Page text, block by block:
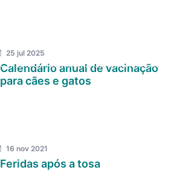
25 jul 2025
Calendário anual de vacinação
para cães e gatos
16 nov 2021
Feridas após a tosa